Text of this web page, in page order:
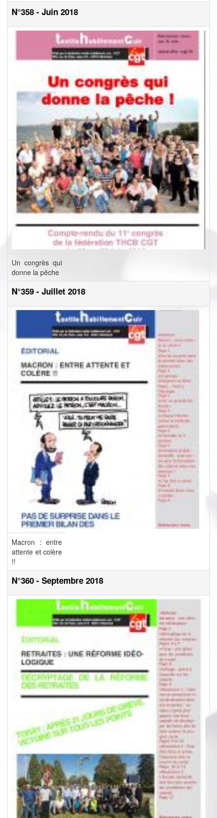
N°358 - Juin 2018
Un congrès qui
donne la pêche
N°359 - Juillet 2018
Macron : entre
attente et colère
!!
N°360 - Septembre 2018